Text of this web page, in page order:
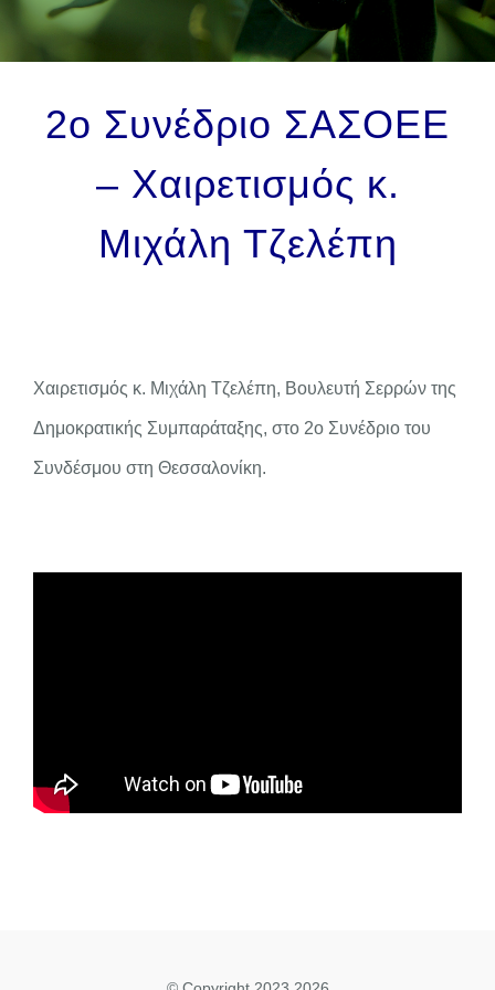
ΕΠΙΚΟΙΝΩΝΙΑ
2ο Συνέδριο ΣΑΣΟΕΕ
– Χαιρετισμός κ.
Μιχάλη Τζελέπη
Χαιρετισμός κ. Μιχάλη Τζελέπη, Βουλευτή Σερρών της
Δημοκρατικής Συμπαράταξης, στο 2ο Συνέδριο του
Συνδέσμου στη Θεσσαλονίκη.